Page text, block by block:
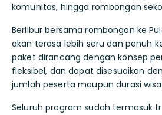
komunitas, hingga rombongan
Berlibur bersama rombongan ke
akan terasa lebih seru dan penuh
paket dirancang dengan konsep
fleksibel, dan dapat disesuaikan
jumlah peserta maupun durasi
Seluruh program sudah termasuk